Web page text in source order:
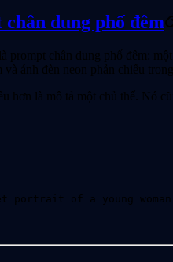
dung phố đêm
prompt chân dung phố đêm:
ánh đèn neon phản chiếu trong
hơn là mô tả một chủ thể. Nó
portrait of a young